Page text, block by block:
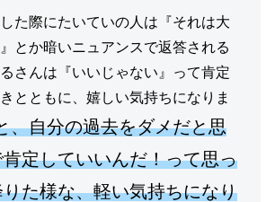
た際にたいていの人は『それは大
とか暗いニュアンスで返答される
さんは『いいじゃない』って肯定
とともに、嬉しい気持ちになりま
、自分の過去をダメだと思
定していいんだ！って思っ
た様な、軽い気持ちになり